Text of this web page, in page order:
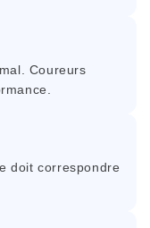
Coureurs
doit correspondre